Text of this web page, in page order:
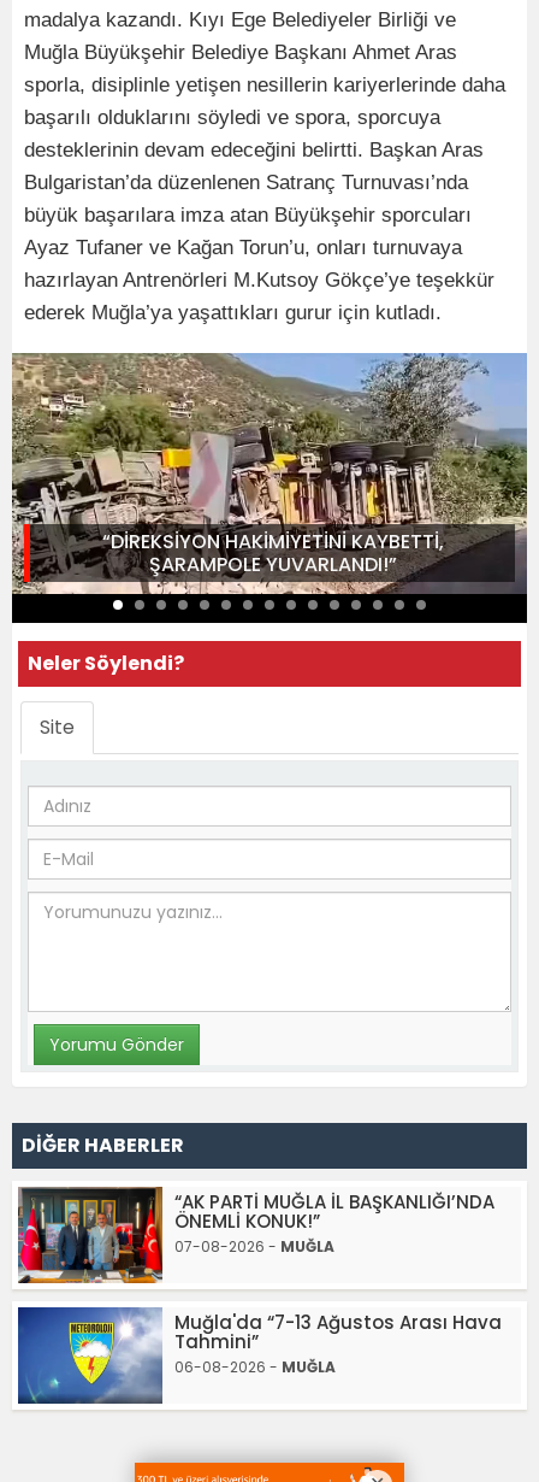
madalya kazandı. Kıyı Ege Belediyeler Birliği ve
Muğla Büyükşehir Belediye Başkanı Ahmet Aras
sporla, disiplinle yetişen nesillerin kariyerlerinde daha
başarılı olduklarını söyledi ve spora, sporcuya
desteklerinin devam edeceğini belirtti. Başkan Aras
Bulgaristan’da düzenlenen Satranç Turnuvası’nda
büyük başarılara imza atan Büyükşehir sporcuları
Ayaz Tufaner ve Kağan Torun’u, onları turnuvaya
hazırlayan Antrenörleri M.Kutsoy Gökçe’ye teşekkür
ederek Muğla’ya yaşattıkları gurur için kutladı.
“DİREKSİYON HAKİMİYETİNİ KAYBETTİ,
ŞARAMPOLE YUVARLANDI!”
Neler Söylendi?
Site
DİĞER HABERLER
“AK PARTİ MUĞLA İL BAŞKANLIĞI’NDA
ÖNEMLİ KONUK!”
07-08-2026 - MUĞLA
Muğla'da “7-13 Ağustos Arası Hava
Tahmini”
06-08-2026 - MUĞLA